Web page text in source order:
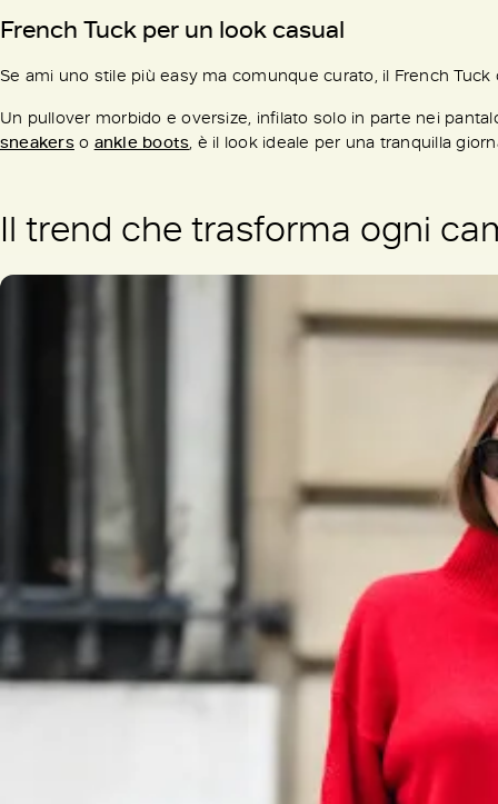
French Tuck per un look casual
Se ami uno stile più easy ma comunque curato, il French
Un pullover morbido e oversize, infilato solo in parte nei
sneakerso ankle boots, è il look ideale per una tranquilla
Il trend che trasforma ogni